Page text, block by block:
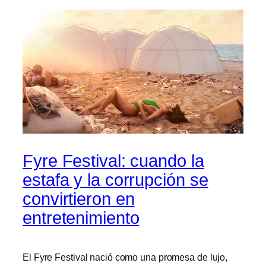
Fyre Festival: cuando la
estafa y la corrupción se
convirtieron en
entretenimiento
El Fyre Festival nació como una promesa de lujo,